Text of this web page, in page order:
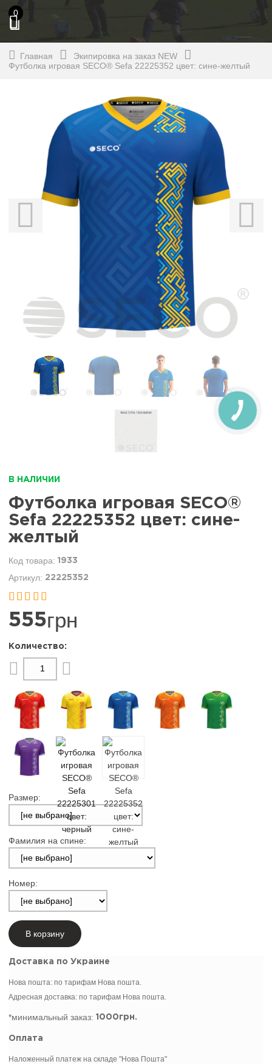
0
Главная
Экипировка на заказ NEW
Футболка игровая SECO® Sefa 22225352 цвет: сине-желтый
В НАЛИЧИИ
Футболка игровая SECO®
Sefa 22225352 цвет: сине-
желтый
1933
22225352


555грн
Размер:
Фамилия на спине:
Номер:
В корзину
Доставка по Украине
Нова пошта: по тарифам Нова пошта.
Адресная доставка: по тарифам Нова пошта.
*минимальный заказ: 1000грн.
Оплата
Наложенный платеж на складе "Нова Пошта"